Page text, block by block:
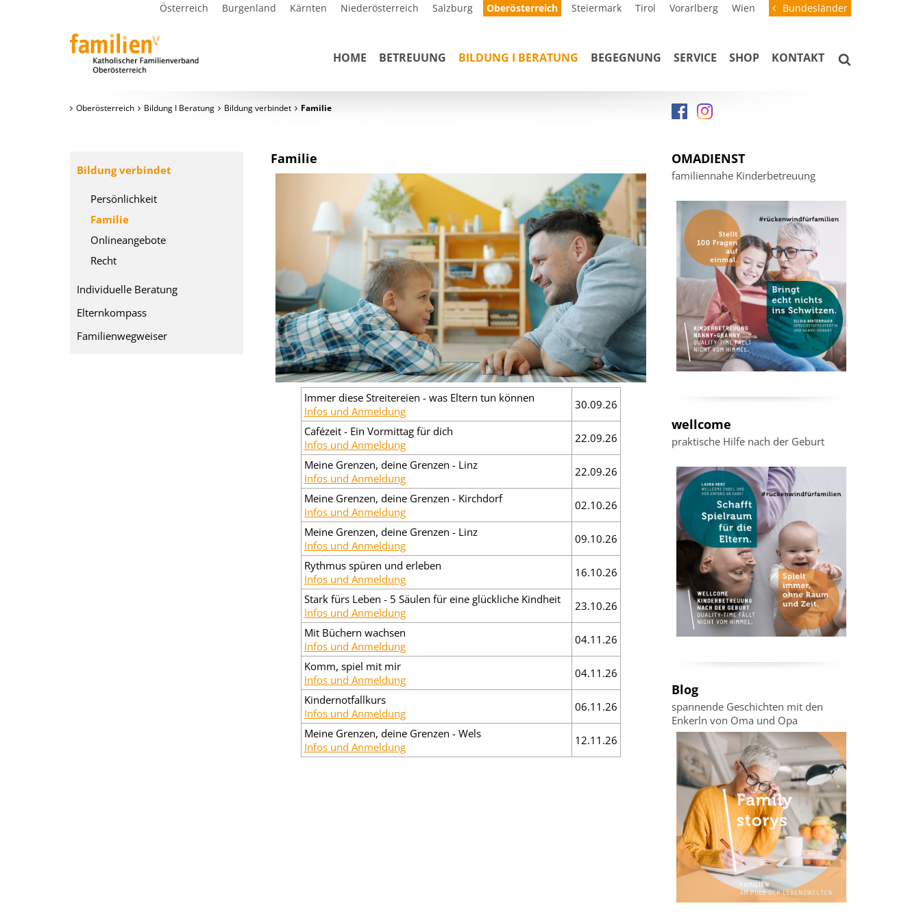
Österreich Burgenland Kärnten Niederösterreich Salzburg Oberösterreich Steiermark Tirol Vorarlberg Wien Bundesländer
HOME BETREUUNG BILDUNG I BERATUNG BEGEGNUNG SERVICE SHOP KONTAKT
Oberösterreich Bildung I Beratung Bildung verbindet Familie
Familie
Immer diese Streitereien - was Eltern tun können
Infos und Anmeldung
30.09.26
Cafézeit - Ein Vormittag für dich
Infos und Anmeldung
22.09.26
Meine Grenzen, deine Grenzen - Linz
Infos und Anmeldung
22.09.26
Meine Grenzen, deine Grenzen - Kirchdorf
Infos und Anmeldung
02.10.26
Meine Grenzen, deine Grenzen - Linz
Infos und Anmeldung
09.10.26
Rythmus spüren und erleben
Infos und Anmeldung
16.10.26
Stark fürs Leben - 5 Säulen für eine glückliche Kindheit
Infos und Anmeldung
23.10.26
Mit Büchern wachsen
Infos und Anmeldung
04.11.26
Komm, spiel mit mir
Infos und Anmeldung
04.11.26
Kindernotfallkurs
Infos und Anmeldung
06.11.26
Meine Grenzen, deine Grenzen - Wels
Infos und Anmeldung
12.11.26
Bildung verbindet
Persönlichkeit
Familie
Onlineangebote
Recht
Individuelle Beratung
Elternkompass
Familienwegweiser
OMADIENST
familiennahe Kinderbetreuung
wellcome
praktische Hilfe nach der Geburt
Blog
spannende Geschichten mit den
Enkerln von Oma und Opa